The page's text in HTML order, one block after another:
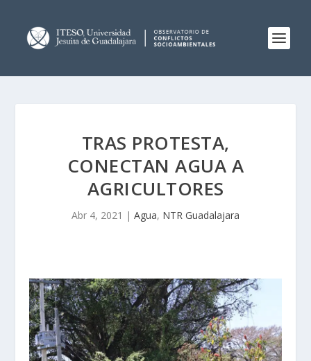
TRAS PROTESTA,
CONECTAN AGUA A
AGRICULTORES
Abr 4, 2021 | Agua, NTR Guadalajara